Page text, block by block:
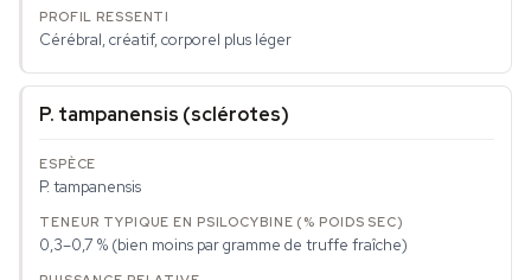
Cérébral, créatif, corporel plus léger
P. tampanensis (sclérotes)
P. tampanensis
0,3–0,7 % (bien moins par gramme de truffe fraîche)